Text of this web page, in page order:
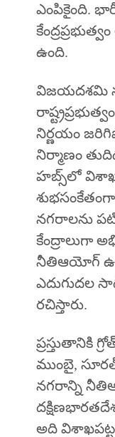
ఎంపికైంది.
ఉంది.
విజయదశమి
నిర్ణయం
నిర్మాణం
హబ్స్‌లో
నగరాలను
కేంద్రాలుగా
నీతిఆయోగ్‌
ఎదుగుదల
రచిస్తారు.
ప్రస్తుతానికి
ముంబై,
నగరాన్ని
అది